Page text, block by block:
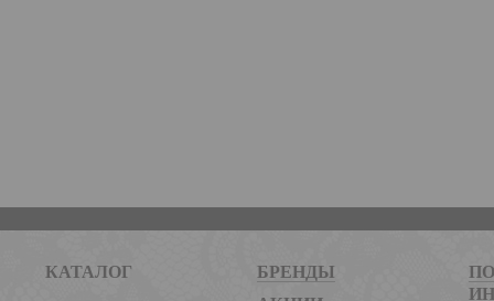
КАТАЛОГ
БРЕНДЫ